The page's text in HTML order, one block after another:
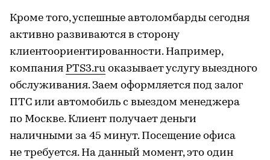
Кроме того, успешные автоломбарды сегодня
активно развиваются в сторону
клиентоориентированности. Например,
компания PTS3.ru оказывает услугу выездного
обслуживания. Заем оформляется под залог
ПТС или автомобиль с выездом менеджера
по Москве. Клиент получает деньги
наличными за 45 минут. Посещение офиса
не требуется. На данный момент, это один